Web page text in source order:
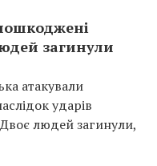
загинули
атакували
ударів
людей загинули,